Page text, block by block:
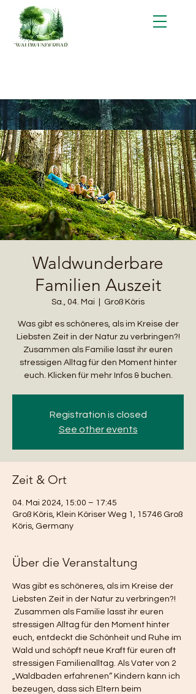
Waldwunderbare
Familien Auszeit
Sa., 04. Mai Groß Köris
Was gibt es schöneres, als im Kreise der
Liebsten Zeit in der Natur zu verbringen?!
Zusammen als Familie lasst ihr euren
stressigen Alltag für den Moment hinter
euch. Klicken für mehr Infos & buchen.
Registration is closed
See other events
Zeit & Ort
04. Mai 2024, 15:00 – 17:45
Groß Köris, Klein Köriser Weg 1, 15746 Groß
Köris, Germany
Über die Veranstaltung
Was gibt es schöneres, als im Kreise der
Liebsten Zeit in der Natur zu verbringen?!
Zusammen als Familie lasst ihr euren
stressigen Alltag für den Moment hinter
euch, entdeckt die Schönheit und Ruhe im
Wald und schöpft neue Kraft für euren oft
stressigen Familienalltag. Als Vater von 2
„Waldbaden erfahrenen“ Kindern kann ich
bezeugen, dass sich Eltern beim